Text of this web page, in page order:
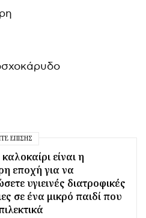
ΕΠΊΣΗΣ
καλοκαίρι είναι η
εποχή για να
υγιεινές διατροφικές
σε ένα μικρό παιδί που